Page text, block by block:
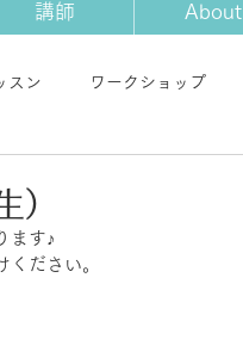
講師 About
スン ワークショップ
）
ます♪
ださい。